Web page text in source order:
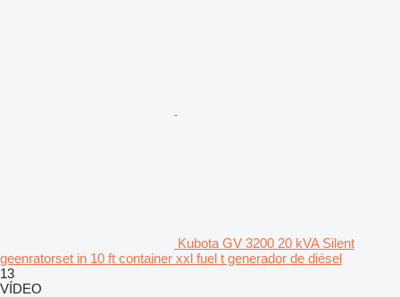
Kubota GV 3200 20 kVA Silent
geenratorset in 10 ft container xxl fuel t generador de diésel
13
VÍDEO